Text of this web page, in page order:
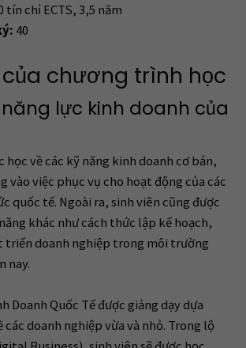
tín chỉ ECTS, 3,5 năm
40
chương trình học
lực kinh doanh của
học về các kỹ năng kinh doanh cơ bản,
vào việc phục vụ cho hoạt động của các
quốc tế. Ngoài ra, sinh viên cũng được
khác như cách thức lập kế hoạch,
triển doanh nghiệp trong môi trường
nay.
Doanh Quốc Tế được giảng dạy dựa
doanh nghiệp vừa và nhỏ. Trong lộ